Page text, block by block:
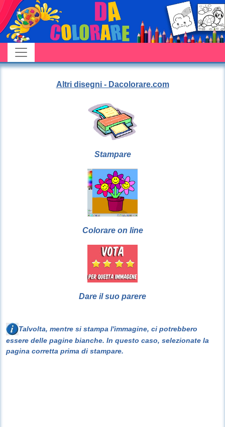
Altri disegni - Dacolorare.com
Stampare
Colorare on line
Dare il suo parere
Talvolta, mentre si stampa l'immagine, ci potrebbero
essere delle pagine bianche. In questo caso, selezionate la
pagina corretta prima di stampare.